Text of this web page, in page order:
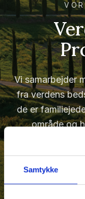
Samtykke
Vi samarbejder
fra verdens
de er
område og